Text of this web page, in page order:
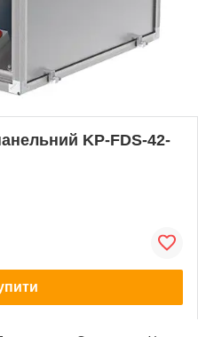
KP-FDS-42-